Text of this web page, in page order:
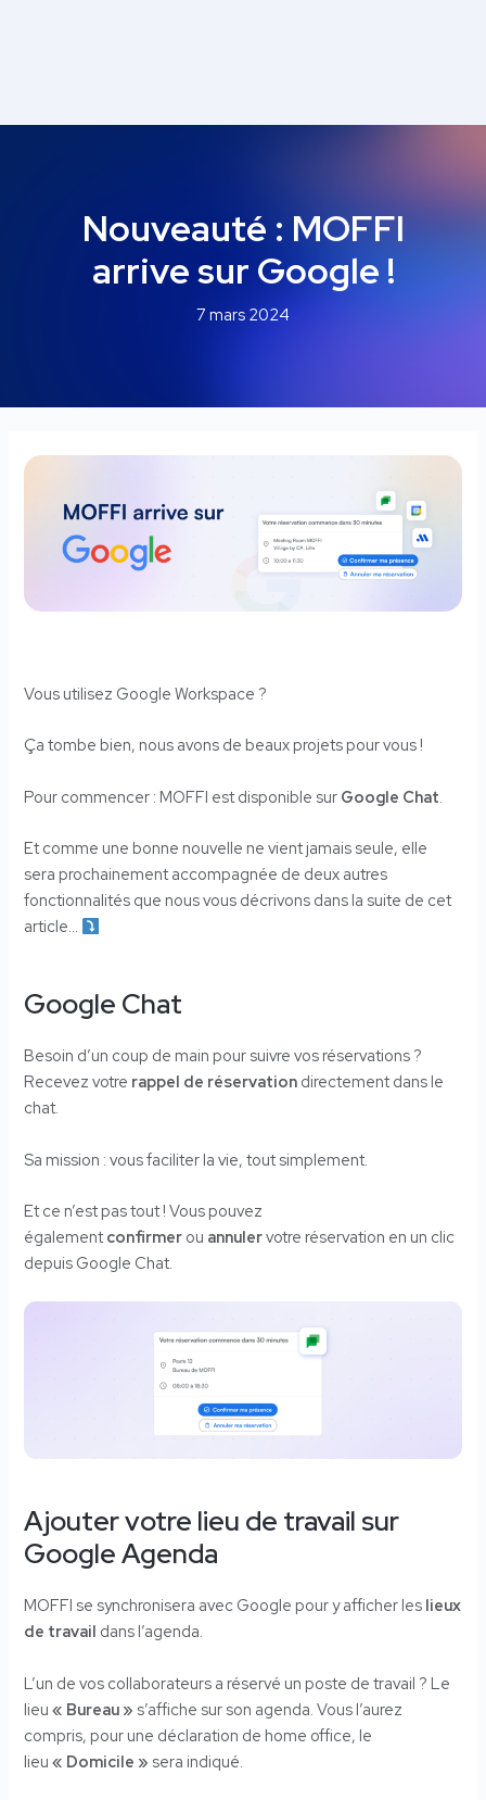
Nouveauté : MOFFI
arrive sur Google !
7 mars 2024
Vous utilisez Google Workspace ?
Ça tombe bien, nous avons de beaux projets pour vous !
Pour commencer : MOFFI est disponible sur Google Chat.
Et comme une bonne nouvelle ne vient jamais seule, elle
sera prochainement accompagnée de deux autres
fonctionnalités que nous vous décrivons dans la suite de cet
article…
Google Chat
Besoin d’un coup de main pour suivre vos réservations ?
Recevez votre rappel de réservation directement dans le
chat.
Sa mission : vous faciliter la vie, tout simplement.
Et ce n’est pas tout ! Vous pouvez
égalementconfirmer ou annulervotre réservation en un clic
depuis Google Chat.
Ajouter votre lieu de travail sur
Google Agenda
MOFFI se synchronisera avec Google pour y afficher les lieux
de travail dans l’agenda.
L’un de vos collaborateurs a réservé un poste de travail ? Le
lieu« Bureau » s’affiche sur son agenda. Vous l’aurez
compris, pour une déclaration de home office, le
lieu« Domicile » sera indiqué.